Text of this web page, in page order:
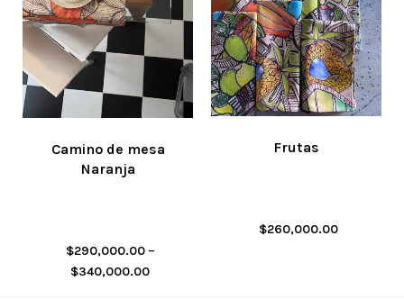
Camino de mesa
Naranja
$290,000.00–
$340,000.00
Frutas
$260,000.00